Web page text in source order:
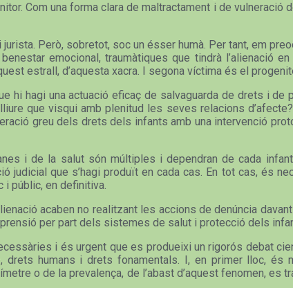
Com una forma clara de maltractament i de
Però, sobretot, soc un ésser humà. Per tant, em
emocional, traumàtiques que tindrà l’alienació
estrall, d’aquesta xacra. I segona víctima és el
hi hagi una actuació eficaç de salvaguarda de drets i
que visqui amb plenitud les seves relacions
greu dels drets dels infants amb una intervenció
i de la salut són múltiples i dependran de cada
judicial que s’hagi produït en cada cas. En tot cas, és
i públic, en definitiva.
acaben no realitzant les accions de denúncia
per part dels sistemes de salut i protecció dels
i és urgent que es produeixi un rigorós debat
drets humans i drets fonamentals. I, en primer lloc, és
o de la prevalença, de l’abast d’aquest fenomen, es